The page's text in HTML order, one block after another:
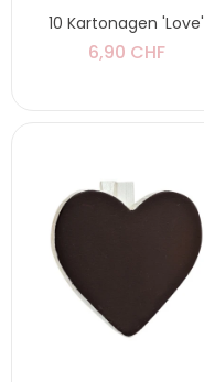
10 Kartonagen 'Love'
6,90 CHF